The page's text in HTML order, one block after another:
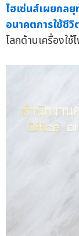
ไฮเซ่นส์เผยกล
อนาคตการใช้ชีวิ
โลกด้านเครื่องใ